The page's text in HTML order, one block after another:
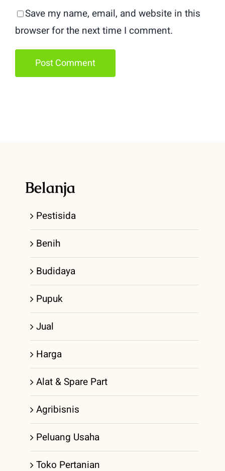
Save my name, email, and website in this
browser for the next time I comment.
Belanja
Pestisida
Benih
Budidaya
Pupuk
Jual
Harga
Alat & Spare Part
Agribisnis
Peluang Usaha
Toko Pertanian